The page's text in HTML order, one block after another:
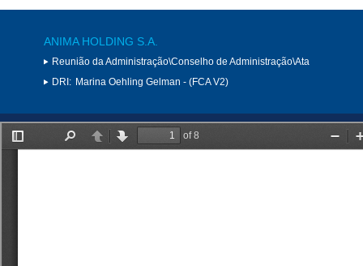
ANIMA HOLDING S.A.
Reunião da Administração\Conselho de Administração\Ata
DRI: Marina Oehling Gelman - (FCA V2)